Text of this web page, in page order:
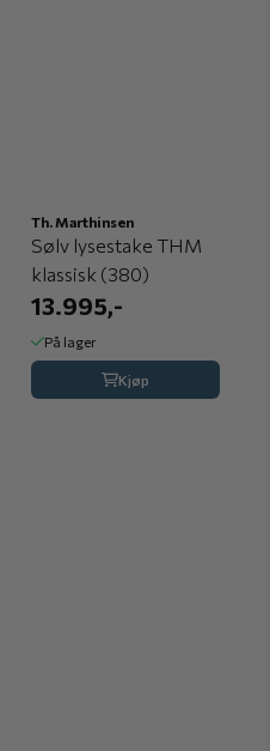
Th. Marthinsen
Sølv lysestake THM
klassisk (380)
13.995,-
På lager
Kjøp